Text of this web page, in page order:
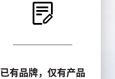
已有品牌，仅有产品